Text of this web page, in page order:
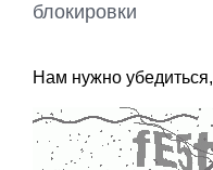
блокировки
Нам нужно